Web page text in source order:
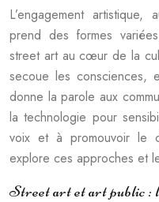
L’engagement
prend des formes
street art au cœur de la
secoue les consciences,
donne la parole aux
la technologie pour
voix et à promouvoir le
explore ces approches et
Street art et art public :